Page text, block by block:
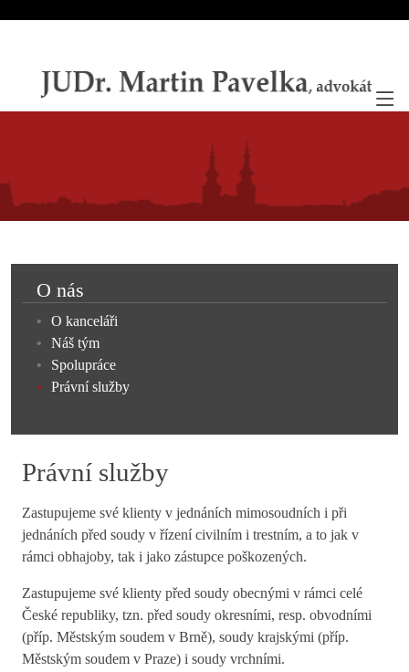
O nás
O kanceláři
Náš tým
Spolupráce
Právní služby
Právní služby
Zastupujeme své klienty v jednáních mimosoudních i při
jednáních před soudy v řízení civilním i trestním, a to jak v
rámci obhajoby, tak i jako zástupce poškozených.
Zastupujeme své klienty před soudy obecnými v rámci celé
České republiky, tzn. před soudy okresními, resp. obvodními
(příp. Městským soudem v Brně), soudy krajskými (příp.
Městským soudem v Praze) i soudy vrchními.